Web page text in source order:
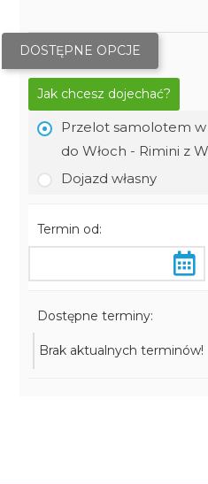
DOSTĘPNE OPCJE
Jak chcesz dojechać?
Przelot samolotem
do Włoch - Rimini z
Dojazd własny
Termin od:
Dostępne terminy:
Brak aktualnych terminów!